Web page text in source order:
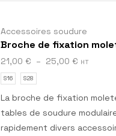
Accessoires soudure
Broche de fixation
21,00 € – 25,00 € HT
S16 S28
La broche de fixation
tables de soudure
rapidement divers